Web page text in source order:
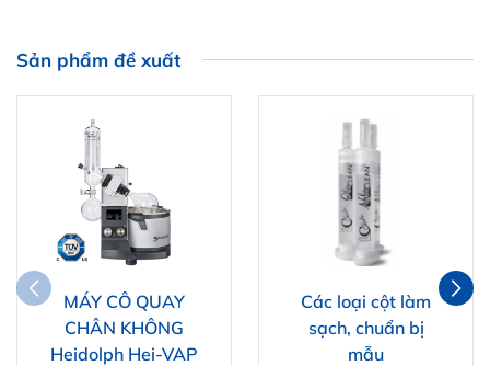
Sản phẩm đề xuất
MÁY CÔ QUAY
CHÂN KHÔNG
Heidolph Hei-VAP
Các loại cột làm
sạch, chuẩn bị
mẫu